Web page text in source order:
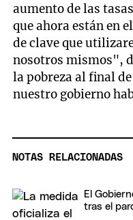
aumento de las
que ahora están en
de clave que
nosotros mismos",
la pobreza al final
nuestro gobierno
NOTAS RELACIONADAS
El
tras el